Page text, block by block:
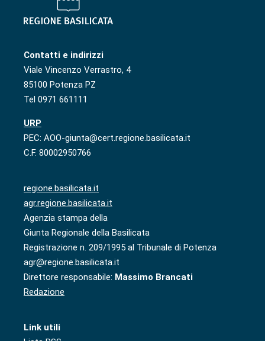
Contatti e indirizzi
Viale Vincenzo Verrastro, 4
85100 Potenza PZ
Tel 0971 661111
URP
PEC: AOO-giunta@cert.regione.basilicata.it
C.F. 80002950766
regione.basilicata.it
agr.regione.basilicata.it
Agenzia stampa della
Giunta Regionale della Basilicata
Registrazione n. 209/1995 al Tribunale di Potenza
agr@regione.basilicata.it
Direttore responsabile: Massimo Brancati
Redazione
Link utili